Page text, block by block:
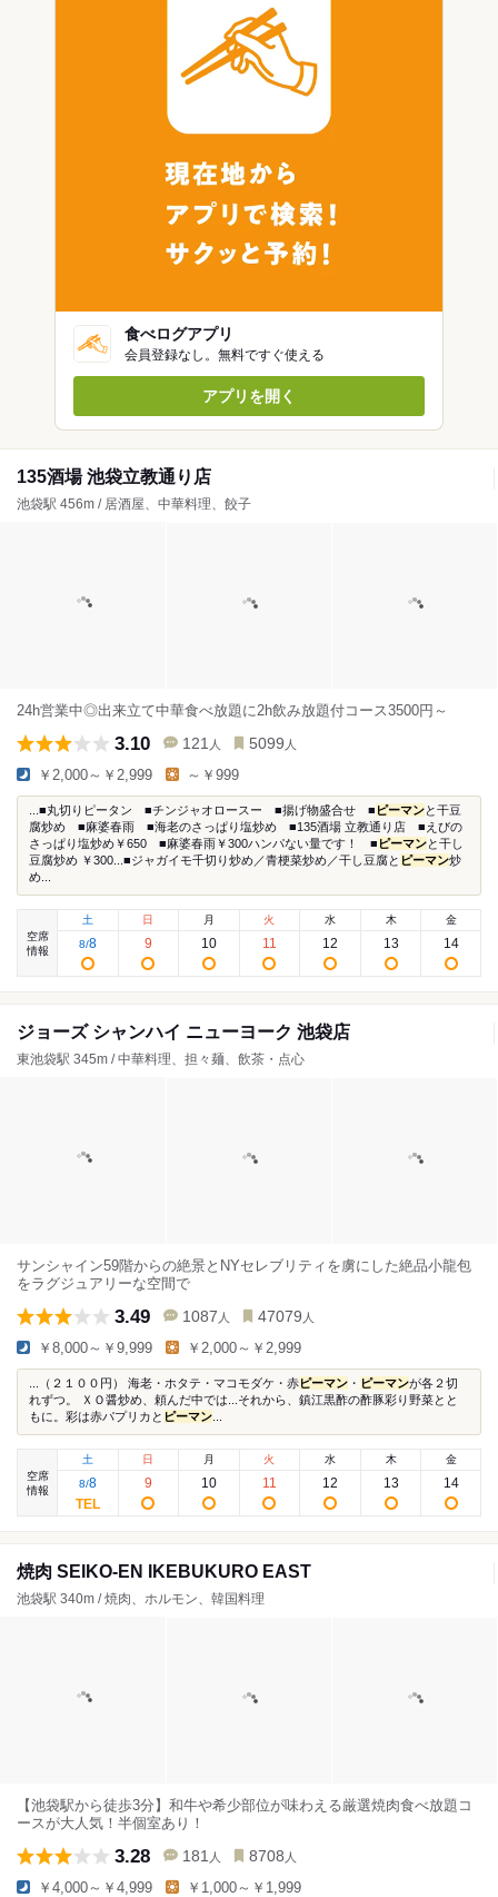
食べログアプリ
会員登録なし。無料ですぐ使える
アプリを開く
135酒場 池袋立教通り店
池袋駅 456m / 居酒屋、中華料理、餃子
24h営業中◎出来立て中華食べ放題に2h飲み放題付コース3500円～
3.10 121 人 5099 人
￥2,000～￥2,999 ～￥999
...■丸切りピータン ■チンジャオロースー ■揚げ物盛合せ ■ ピーマンと干豆
腐炒め ■麻婆春雨 ■海老のさっぱり塩炒め ■135酒場 立教通り店 ■えびの
さっぱり塩炒め￥650 ■麻婆春雨￥300ハンパない量です！ ■ ピーマンと干し
豆腐炒め ￥300...■ジャガイモ千切り炒め／青梗菜炒め／干し豆腐と ピーマン炒
め...
空席
情報
土
8/8
日
9
月
10
火
11
水
12
木
13
金
14
ジョーズ シャンハイ ニューヨーク 池袋店
東池袋駅 345m / 中華料理、担々麺、飲茶・点心
サンシャイン59階からの絶景とNYセレブリティを虜にした絶品小龍包
をラグジュアリーな空間で
3.49 1087 人 47079 人
￥8,000～￥9,999 ￥2,000～￥2,999
...（２１００円） 海老・ホタテ・マコモダケ・赤ピーマン ・ ピーマンが各２切
れずつ。 ＸＯ醤炒め、頼んだ中では...それから、鎮江黒酢の酢豚彩り野菜とと
もに。彩は赤パプリカと ピーマン
空席
情報
土
8/8
日
9
月
10
火
11
水
12
木
13
金
14
焼肉 SEIKO-EN IKEBUKURO EAST
池袋駅 340m / 焼肉、ホルモン、韓国料理
【池袋駅から徒歩3分】和牛や希少部位が味わえる厳選焼肉食べ放題コ
ースが大人気！半個室あり！
3.28 181 人 8708 人
￥4,000～￥4,999 ￥1,000～￥1,999